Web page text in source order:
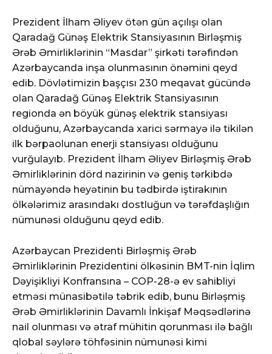
Prezident İlham Əliyev ötən gün açılışı olan
Qaradağ Günəş Elektrik Stansiyasının Birləşmiş
Ərəb Əmirliklərinin “Masdar” şirkəti tərəfindən
Azərbaycanda inşa olunmasının önəmini qeyd
edib. Dövlətimizin başçısı 230 meqavat gücündə
olan Qaradağ Günəş Elektrik Stansiyasının
regionda ən böyük günəş elektrik stansiyası
olduğunu, Azərbaycanda xarici sərmayə ilə tikilən
ilk bərpaolunan enerji stansiyası olduğunu
vurğulayıb. Prezident İlham Əliyev Birləşmiş Ərəb
Əmirliklərinin dörd nazirinin və geniş tərkibdə
nümayəndə heyətinin bu tədbirdə iştirakının
ölkələrimiz arasındakı dostluğun və tərəfdaşlığın
nümunəsi olduğunu qeyd edib.
Azərbaycan Prezidenti Birləşmiş Ərəb
Əmirliklərinin Prezidentini ölkəsinin BMT-nin İqlim
Dəyişikliyi Konfransına – COP-28-ə ev sahibliyi
etməsi münasibətilə təbrik edib, bunu Birləşmiş
Ərəb Əmirliklərinin Davamlı İnkişaf Məqsədlərinə
nail olunması və ətraf mühitin qorunması ilə bağlı
qlobal səylərə töhfəsinin nümunəsi kimi